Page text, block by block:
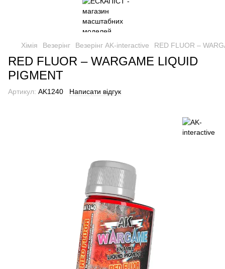
Хімія Везерінг Везерінг AK-interactive RED FLUOR –
RED FLUOR – WARGAME LIQUID
PIGMENT
Артикул: AK1240 Написати відгук